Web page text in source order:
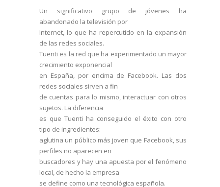
Un significativo grupo de jóvenes ha
abandonado la televisión por
Internet, lo que ha repercutido en la expansión
de las redes sociales.
Tuenti es la red que ha experimentado un mayor
crecimiento exponencial
en España, por encima de Facebook. Las dos
redes sociales sirven a fin
de cuentas para lo mismo, interactuar con otros
sujetos. La diferencia
es que Tuenti ha conseguido el éxito con otro
tipo de ingredientes:
aglutina un público más joven que Facebook, sus
perfiles no aparecen en
buscadores y hay una apuesta por el fenómeno
local, de hecho la empresa
se define como una tecnológica española.